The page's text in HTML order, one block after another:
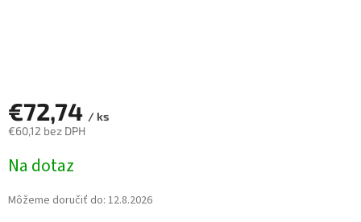
€72,74 / ks
€60,12 bez DPH
cena:
Na dotaz
Môžeme doručiť do: 12.8.2026